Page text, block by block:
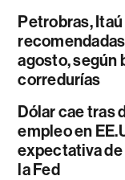
Petrobras,
agosto, según
corredurías
Dólar cae tras
empleo en
expectativa de
la Fed